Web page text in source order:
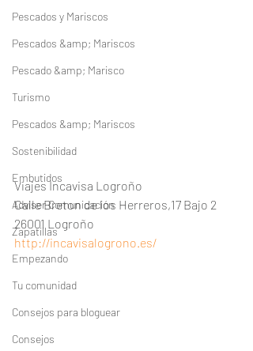
Pescados y Mariscos
Pescados &amp; Mariscos
Pescado &amp; Marisco
Turismo
Pescados &amp; Mariscos
Sostenibilidad
Embutidos
Adviser Comunicación
Zapatillas
Empezando
Tu comunidad
Consejos para bloguear
Consejos
Viajes Incavisa Logroño
Calle Breton de los Herreros,17 Bajo 2
26001 Logroño
http://incavisalogrono.es/